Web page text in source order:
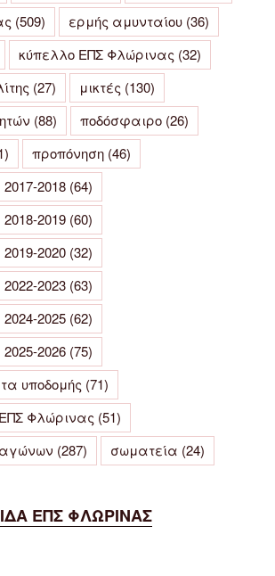
(509) ερμής αμυνταίου (36)
κύπελλο ΕΠΣ Φλώρινας (32)
(27) μικτές (130)
(88) ποδόσφαιρο (26)
προπόνηση (46)
2018 (64)
2019 (60)
2020 (32)
2023 (63)
2025 (62)
2026 (75)
υποδομής (71)
Φλώρινας (51)
(287) σωματεία (24)
ΕΠΣ ΦΛΩΡΙΝΑΣ